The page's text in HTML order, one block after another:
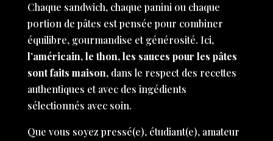
Chaque sandwich, chaque panini ou chaque
portion de pâtes est pensée pour combiner
équilibre, gourmandise et générosité. Ici,
l’américain, le thon, les sauces pour les pâtes
sont faits maison, dans le respect des recettes
authentiques et avec des ingédients
sélectionnés avec soin.
Que vous soyez pressé(e), étudiant(e), amateur